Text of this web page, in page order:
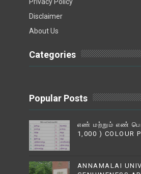
Disclaimer
About Us
Categories
Popular Posts
எண் மற்றும் எண்
1,000 ) COLOUR
ANNAMALAI